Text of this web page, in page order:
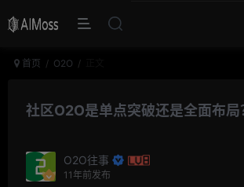
首页 O2O
社区O2O是单点突破还是全面布局
O2O往事
11年前发布